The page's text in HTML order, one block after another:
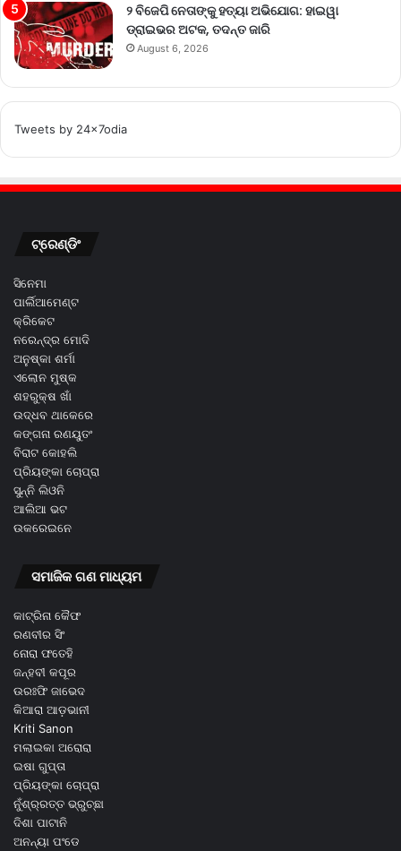
୨ ବିଜେପି ନେତାଙ୍କୁ ହତ୍ୟା ଅଭିଯୋଗ: ହାଇୱା
ଡ୍ରାଇଭର ଅଟକ, ତଦନ୍ତ ଜାରି
August 6, 2026
Tweets by 24x7odia
ଟ୍ରେଣ୍ଡିଂ
ସିନେମା
ପାର୍ଲିଆମେଣ୍ଟ
କ୍ରିକେଟ
ନରେନ୍ଦ୍ର ମୋଦି
ଅନୁଷ୍କା ଶର୍ମା
ଏଲୋନ ମୁଷ୍କ
ଶହରୁକ୍ଷ ଖାଁ
ଉଦ୍ଧବ ଥାକେରେ
କଙ୍ଗନା ରଣୟୁତଂ
ବିରାଟ କୋହଲି
ପ୍ରିୟଙ୍କା ଚୋପ୍ରା
ସୁନ୍ନି ଲିଓନି
ଆଲିଆ ଭଟ
ଉକରେଇନେ
ସମାଜିକ ଗଣ ମାଧ୍ୟମ
କାଟ୍ରିନା କୈଫ
ରଣବୀର ସିଂ
ନୋରା ଫତେହି
ଜନ୍ହବୀ କପୂର
ଉରଃଫି ଜାଭେଦ
କିଆରା ଆଡ଼ଭାନୀ
Kriti Sanon
ମଲାଇକା ଅରୋରା
ଇଷା ଗୁପ୍ତା
ପ୍ରିୟଙ୍କା ଚୋପ୍ରା
ନୁଁଶ୍ର୍ରତ୍ତ ଭ୍ରୁଚ୍ଛା
ଦିଶା ପାଟାନି
ଅନନ୍ୟା ପଂଡେ